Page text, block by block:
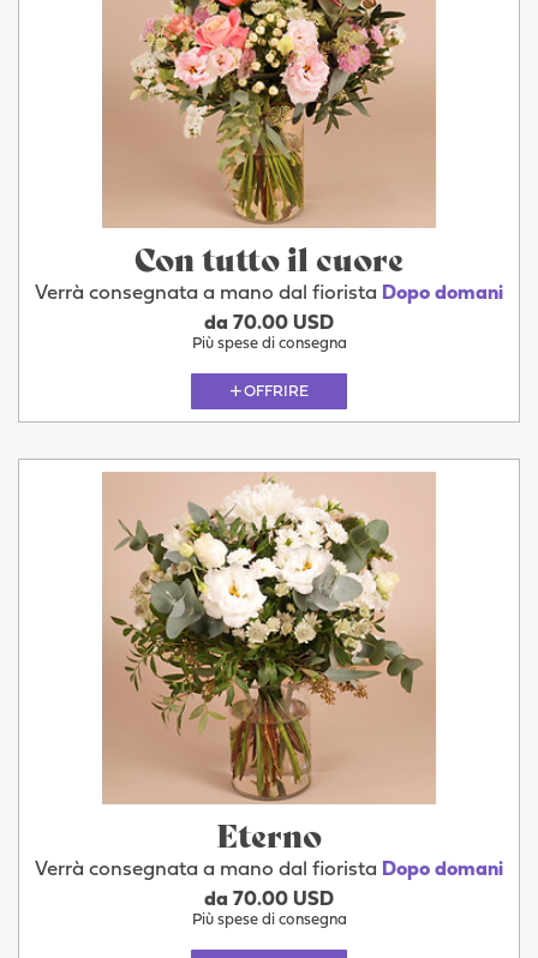
Con tutto il cuore
Verrà consegnata a mano dal fiorista Dopo domani
da 70.00 USD
Più spese di consegna
OFFRIRE
Eterno
Verrà consegnata a mano dal fiorista Dopo domani
da 70.00 USD
Più spese di consegna